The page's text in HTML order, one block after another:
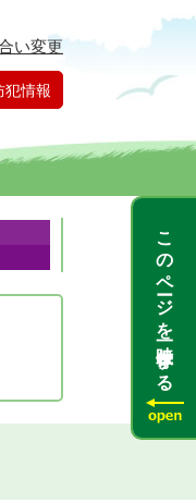
い変更
犯情報
このページを一時保存する